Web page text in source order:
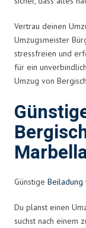
Vertrau deinen
Umzugsmeister
stressfreien und
für ein
Umzug von
Günstige Beiladung
Du planst einen
suchst nach einem